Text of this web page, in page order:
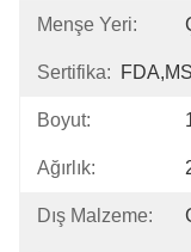
Menşe Yeri:
Sertifika:
Boyut:
Ağırlık:
Dış Malzeme: